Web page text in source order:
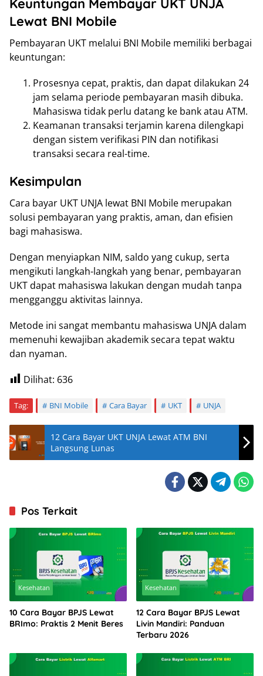
Keuntungan Membayar UKT UNJA
Lewat BNI Mobile
Pembayaran UKT melalui BNI Mobile memiliki berbagai
keuntungan:
Prosesnya cepat, praktis, dan dapat dilakukan 24
jam selama periode pembayaran masih dibuka.
Mahasiswa tidak perlu datang ke bank atau ATM.
Keamanan transaksi terjamin karena dilengkapi
dengan sistem verifikasi PIN dan notifikasi
transaksi secara real-time.
Kesimpulan
Cara bayar UKT UNJA lewat BNI Mobile merupakan
solusi pembayaran yang praktis, aman, dan efisien
bagi mahasiswa.
Dengan menyiapkan NIM, saldo yang cukup, serta
mengikuti langkah-langkah yang benar, pembayaran
UKT dapat mahasiswa lakukan dengan mudah tanpa
mengganggu aktivitas lainnya.
Metode ini sangat membantu mahasiswa UNJA dalam
memenuhi kewajiban akademik secara tepat waktu
dan nyaman.
Dilihat: 636
Tag: BNI Mobile Cara Bayar UKT UNJA
12 Cara Bayar UKT UNJA Lewat ATM BNI
Langsung Lunas
Pos Terkait
Kesehatan
10 Cara Bayar BPJS Lewat
BRImo: Praktis 2 Menit Beres
Kesehatan
12 Cara Bayar BPJS Lewat
Livin Mandiri: Panduan
Terbaru 2026